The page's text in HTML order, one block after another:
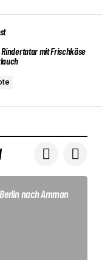
mit Frischkäse
nach Amman